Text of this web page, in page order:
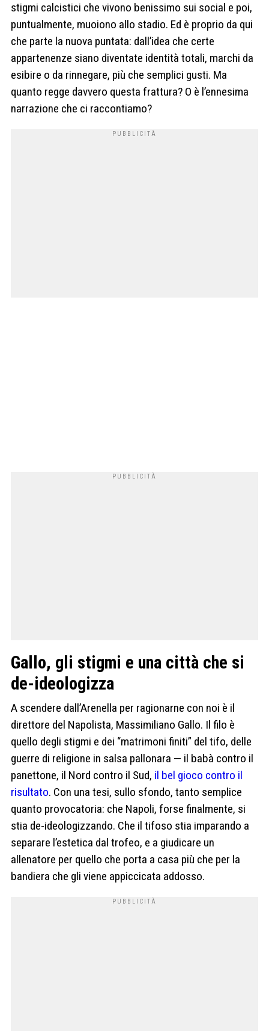
stigmi calcistici che vivono benissimo sui social e poi,
puntualmente, muoiono allo stadio. Ed è proprio da qui
che parte la nuova puntata: dall’idea che certe
appartenenze siano diventate identità totali, marchi da
esibire o da rinnegare, più che semplici gusti. Ma
quanto regge davvero questa frattura? O è l’ennesima
narrazione che ci raccontiamo?
Gallo, gli stigmi e una città che si
de-ideologizza
A scendere dall’Arenella per ragionarne con noi è il
direttore del Napolista, Massimiliano Gallo. Il filo è
quello degli stigmi e dei “matrimoni finiti” del tifo, delle
guerre di religione in salsa pallonara — il babà contro il
panettone, il Nord contro il Sud, il bel gioco contro il
risultato. Con una tesi, sullo sfondo, tanto semplice
quanto provocatoria: che Napoli, forse finalmente, si
stia de-ideologizzando. Che il tifoso stia imparando a
separare l’estetica dal trofeo, e a giudicare un
allenatore per quello che porta a casa più che per la
bandiera che gli viene appiccicata addosso.